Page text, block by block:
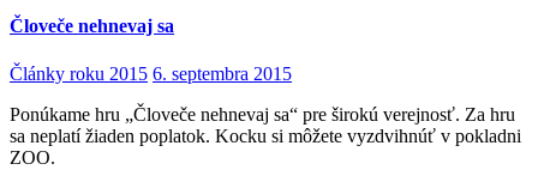
Človeče nehnevaj sa
Články roku 2015 6. septembra 2015
Ponúkame hru „Človeče nehnevaj sa“ pre širokú verejnosť. Za hru
sa neplatí žiaden poplatok. Kocku si môžete vyzdvihnúť v pokladni
ZOO.